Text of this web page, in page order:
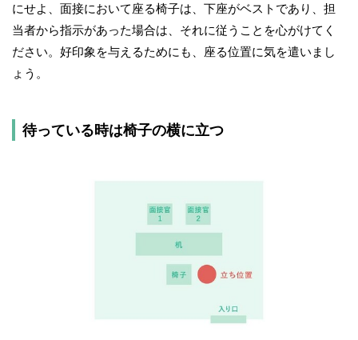
にせよ、面接において座る椅子は、下座がベストであり、担
当者から指示があった場合は、それに従うことを心がけてく
ださい。好印象を与えるためにも、座る位置に気を遣いまし
ょう。
待っている時は椅子の横に立つ